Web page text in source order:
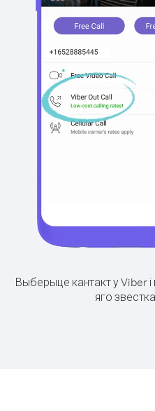
Выберыце кантакт у Viber і
яго